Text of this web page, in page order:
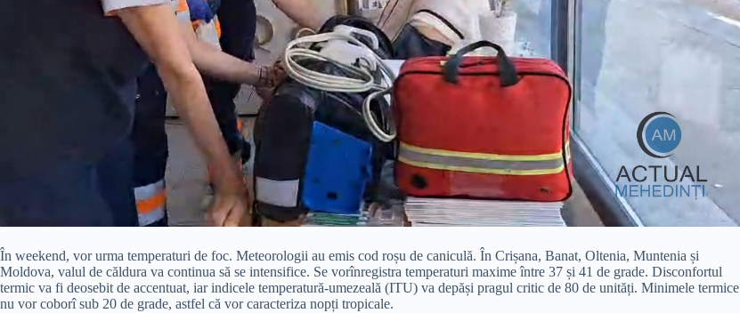
În weekend, vor urma temperaturi de foc. Meteorologii au emis cod roșu de caniculă. În Crișana, Banat, Oltenia, Muntenia și
Moldova, valul de căldura va continua să se intensifice. Se vorînregistra temperaturi maxime între 37 și 41 de grade. Disconfortul
termic va fi deosebit de accentuat, iar indicele temperatură-umezeală (ITU) va depăși pragul critic de 80 de unități. Minimele termice
nu vor coborî sub 20 de grade, astfel că vor caracteriza nopți tropicale.